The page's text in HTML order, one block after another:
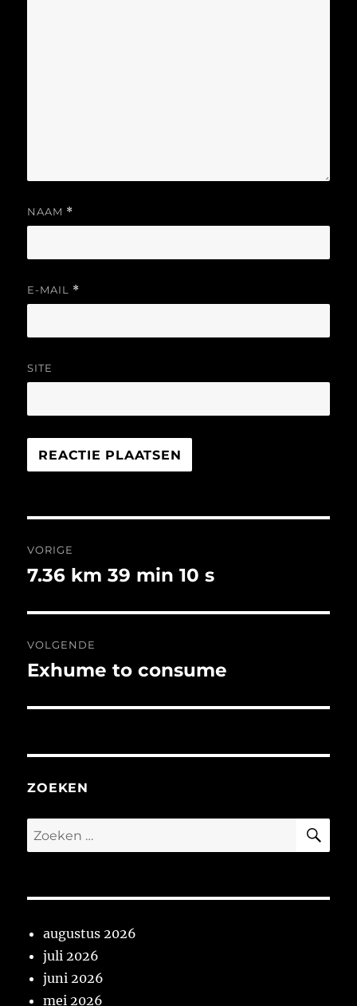
NAAM *
E-MAIL *
SITE
navigatie
VORIGE
Vorig
7.36 km 39 min 10 s
VOLGENDE
Volgend
Exhume to consume
ZOEKEN
Zoeken
naar:
augustus 2026
juli 2026
juni 2026
mei 2026